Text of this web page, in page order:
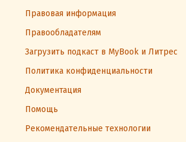
Правовая информация
Правообладателям
Загрузить подкаст в MyBook и Литрес
Политика конфиденциальности
Документация
Помощь
Рекомендательные технологии